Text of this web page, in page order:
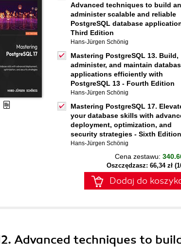
Advanced techniques to build
administer scalable and reliable
PostgreSQL database
Third Edition
Hans-Jürgen Schönig
Mastering PostgreSQL 13. Build,
administer, and maintain
applications efficiently with
PostgreSQL 13 - Fourth Edition
Hans-Jürgen Schönig
Mastering PostgreSQL 17.
your database skills with
deployment, optimization, and
security strategies - Sixth Edition
Hans-Jürgen Schönig
Cena zestawu:
Oszczędzasz: 66,34 zł
Dodaj do
Advanced techniques to